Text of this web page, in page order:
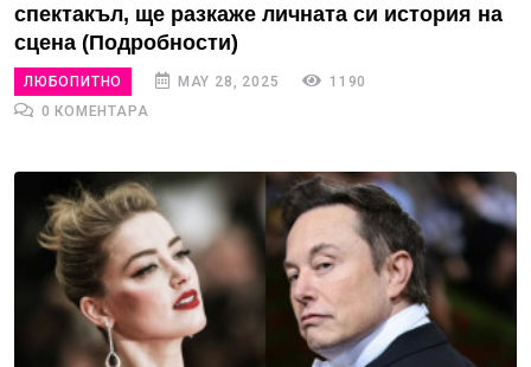
спектакъл, ще разкаже личната си история на
сцена (Подробности)
ЛЮБОПИТНО MAY 28, 2025
1190
0 КОМЕНТАРА